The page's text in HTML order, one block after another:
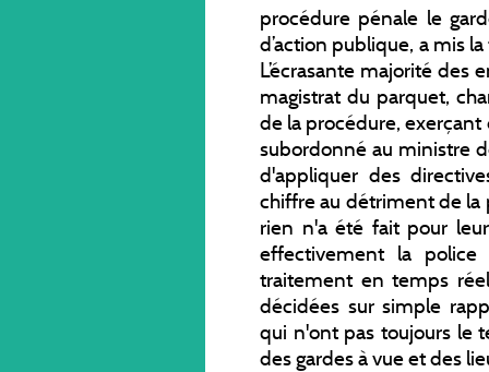
procédure pénale le
d’action publique, a mis
L’écrasante majorité des
magistrat du parquet,
de la procédure,
subordonné au ministre
d'appliquer des
chiffre au détriment de la
rien n'a été fait pour
effectivement la police
traitement en temps
décidées sur simple
qui n'ont pas toujours le
des gardes à vue et des